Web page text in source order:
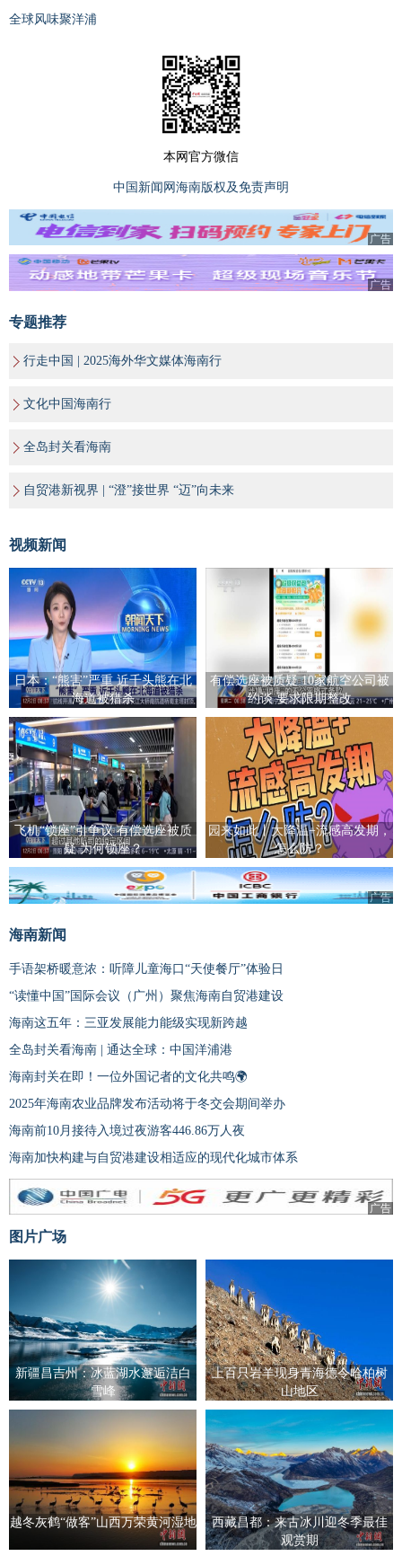
全球风味聚洋浦
本网官方微信
中国新闻网海南版权及免责声明
广告
广告
专题推荐
行走中国 | 2025海外华文媒体海南行
文化中国海南行
全岛封关看海南
自贸港新视界 | “澄”接世界 “迈”向未来
视频新闻
日本：“熊害”严重 近千头熊在北
海道被猎杀
有偿选座被质疑 10家航空公司被
约谈 要求限期整改
飞机“锁座”引争议 有偿选座被质
疑 为何锁座？
园来如此丨大降温+流感高发期，
怎么防？
广告
海南新闻
手语架桥暖意浓：听障儿童海口“天使餐厅”体验日
“读懂中国”国际会议（广州）聚焦海南自贸港建设
海南这五年：三亚发展能力能级实现新跨越
全岛封关看海南 | 通达全球：中国洋浦港
海南封关在即！一位外国记者的文化共鸣🌍
2025年海南农业品牌发布活动将于冬交会期间举办
海南前10月接待入境过夜游客446.86万人夜
海南加快构建与自贸港建设相适应的现代化城市体系
广告
图片广场
新疆昌吉州：冰蓝湖水邂逅洁白
雪峰
上百只岩羊现身青海德令哈柏树
山地区
越冬灰鹤“做客”山西万荣黄河湿地
西藏昌都：来古冰川迎冬季最佳
观赏期